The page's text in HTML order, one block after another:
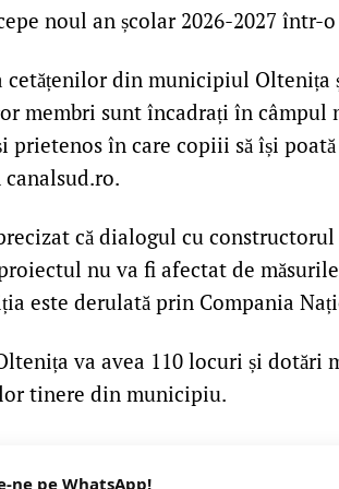
noul an școlar 2026-2027 într-
cetățenilor din municipiul
membri sunt încadrați în
prietenos în care copiii să își
că dialogul cu
nu va fi afectat de
este derulată prin Compania
va avea 110 locuri și dotări
tinere din municipiu.
ne pe WhatsApp!